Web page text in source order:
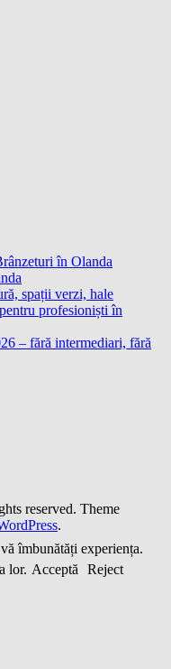
în Olanda
spații verzi, hale
profesioniști în
– fără intermediari, fără
reserved. Theme
.
îmbunătăți experiența.
lor. Acceptă
Reject